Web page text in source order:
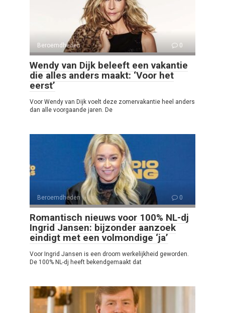
Beroemdheden 0
Wendy van Dijk beleeft een vakantie
die alles anders maakt: ‘Voor het
eerst’
Voor Wendy van Dijk voelt deze zomervakantie heel anders
dan alle voorgaande jaren. De
Beroemdheden 0
Romantisch nieuws voor 100% NL-dj
Ingrid Jansen: bijzonder aanzoek
eindigt met een volmondige ‘ja’
Voor Ingrid Jansen is een droom werkelijkheid geworden.
De 100% NL-dj heeft bekendgemaakt dat